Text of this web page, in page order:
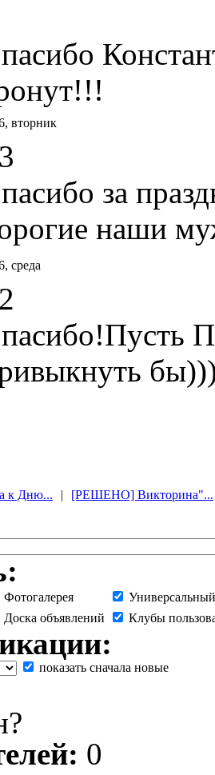
вторник
за
наши
среда
к Дню... | [РЕШЕНО] Викторина"...
Фотогалерея
Доска объявлений Клубы
показать сначала новые
0